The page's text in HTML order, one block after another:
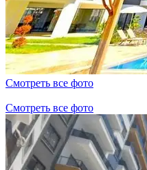
Смотреть все фото
Смотреть все фото